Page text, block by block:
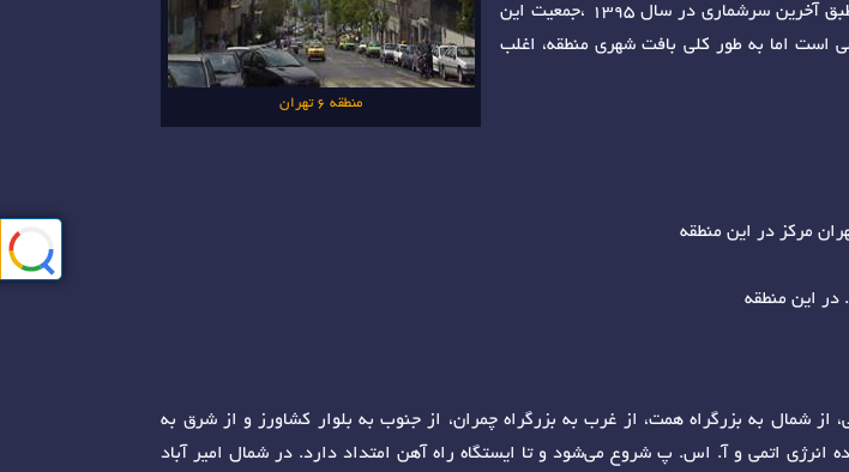
منطقه 6 تهران
خیابان مفتح، از جنوب به خیابان انقلاب و از غرب به بزرگراه چمران منتهی میشود. طبق آخرین سرشماری در سال 1395 ،جمعیت این
قدیمی است اما به طور کلی بافت شهری منطقه، اغلب
مرکز در این منطقه
این منطقه
از شمال به بزرگراه همت، از غرب به بزرگراه چمران، از جنوب به بلوار کشاورز و از شرق به
انرژی اتمی و آ. اس. پ شروع می‌شود و تا ایستگاه راه آهن امتداد دارد. در شمال امیر آباد